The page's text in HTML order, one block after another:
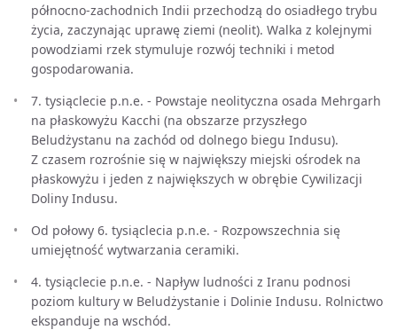
północno-zachodnich Indii przechodzą do osiadłego trybu
życia, zaczynając uprawę ziemi (neolit). Walka z kolejnymi
powodziami rzek stymuluje rozwój techniki i metod
gospodarowania.
7. tysiąclecie p.n.e. - Powstaje neolityczna osada Mehrgarh
na płaskowyżu Kacchi (na obszarze przyszłego
Beludżystanu na zachód od dolnego biegu Indusu).
Z czasem rozrośnie się w największy miejski ośrodek na
płaskowyżu i jeden z największych w obrębie Cywilizacji
Doliny Indusu.
Od połowy 6. tysiąclecia p.n.e. - Rozpowszechnia się
umiejętność wytwarzania ceramiki.
4. tysiąclecie p.n.e. - Napływ ludności z Iranu podnosi
poziom kultury w Beludżystanie i Dolinie Indusu. Rolnictwo
ekspanduje na wschód.